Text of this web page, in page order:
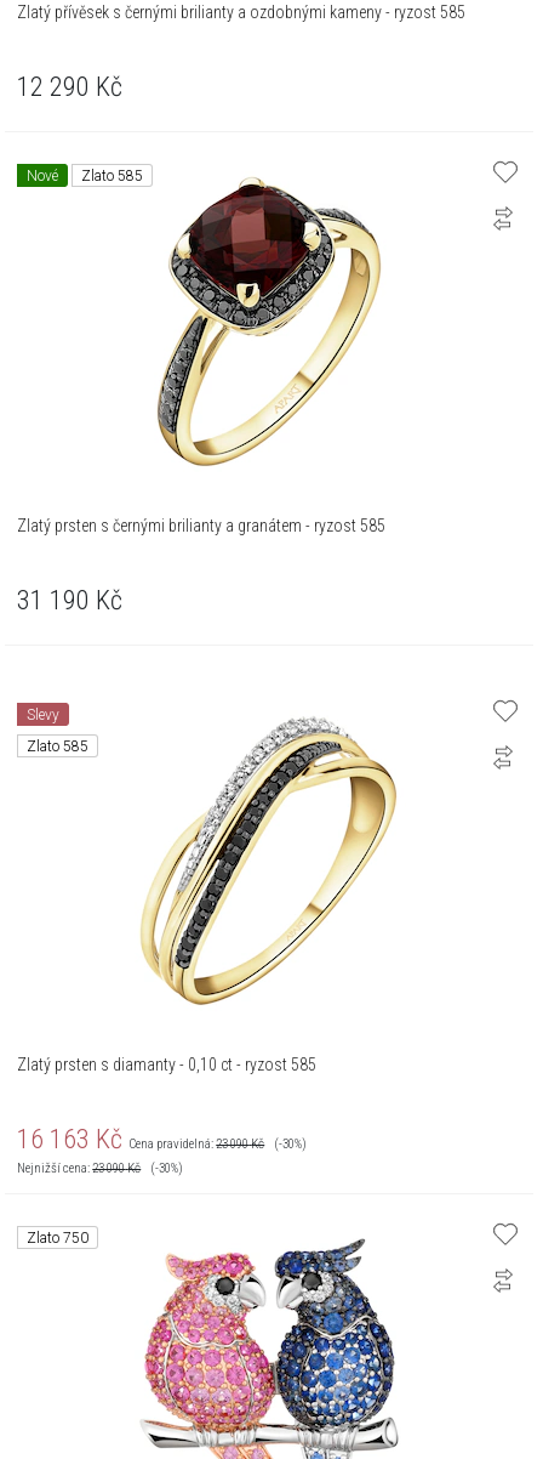
Zlatý přívěsek s černými brilianty a ozdobnými kameny - ryzost 585
12 290 Kč
Nové Zlato 585
Zlatý prsten s černými brilianty a granátem - ryzost 585
31 190 Kč
Slevy
Zlato 585
Zlatý prsten s diamanty - 0,10 ct - ryzost 585
16 163 Kč Cena pravidelná:23 090Kč
(-30%)
Nejnižší cena:23 090Kč (-30%)
Zlato 750